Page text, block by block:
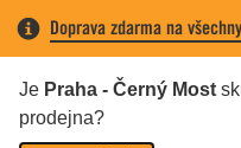
Doprava zdarma na
Je Praha - Černý Most
prodejna?